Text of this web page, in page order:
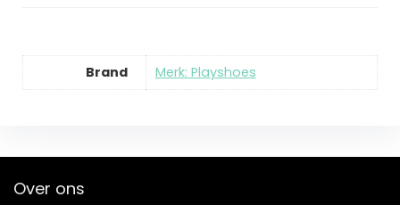
Brand Merk: Playshoes
Over ons